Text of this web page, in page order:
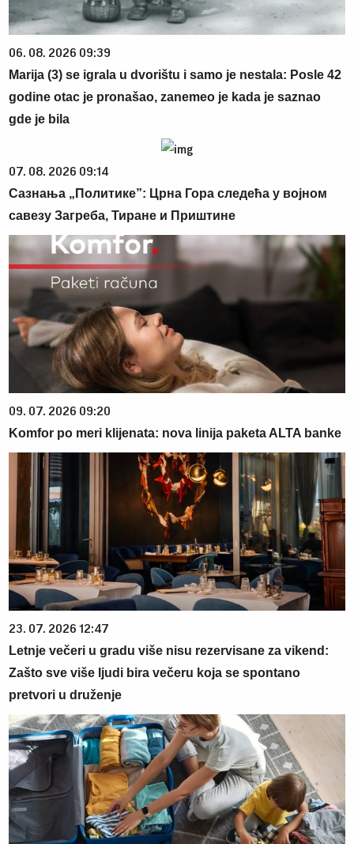
06. 08. 2026 09:39
Marija (3) se igrala u dvorištu i samo je nestala: Posle 42
godine otac je pronašao, zanemeo je kada je saznao
gde je bila
07. 08. 2026 09:14
Сазнања „Политике”: Црна Гора следећа у војном
савезу Загреба, Тиране и Приштине
09. 07. 2026 09:20
Komfor po meri klijenata: nova linija paketa ALTA banke
23. 07. 2026 12:47
Letnje večeri u gradu više nisu rezervisane za vikend:
Zašto sve više ljudi bira večeru koja se spontano
pretvori u druženje